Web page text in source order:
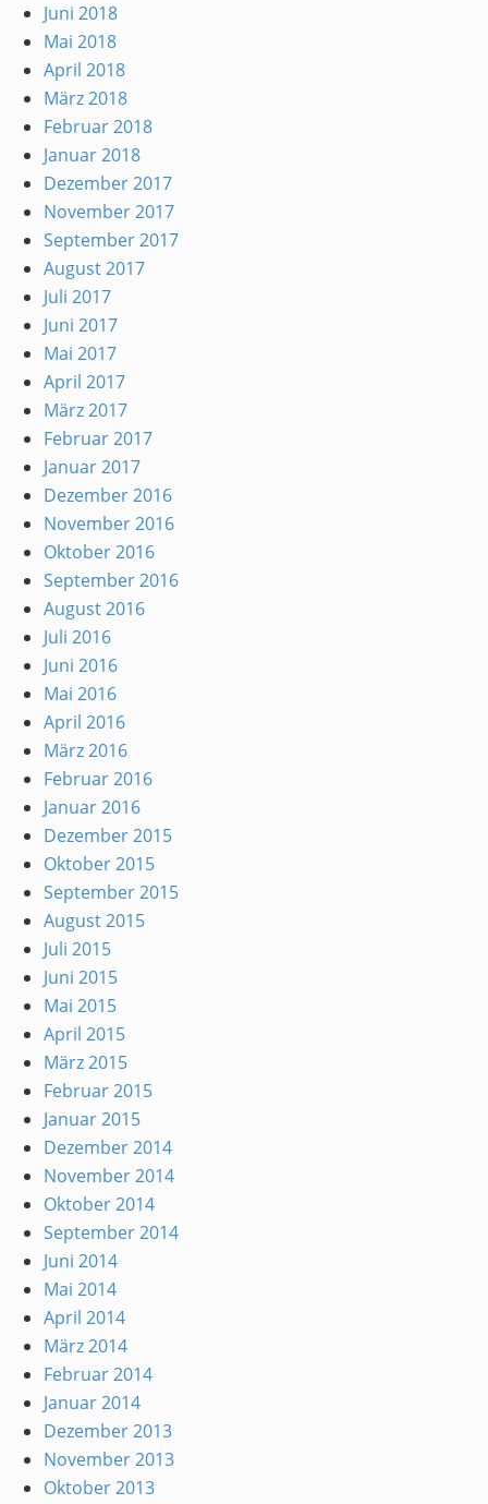
Juni 2018
Mai 2018
April 2018
März 2018
Februar 2018
Januar 2018
Dezember 2017
November 2017
September 2017
August 2017
Juli 2017
Juni 2017
Mai 2017
April 2017
März 2017
Februar 2017
Januar 2017
Dezember 2016
November 2016
Oktober 2016
September 2016
August 2016
Juli 2016
Juni 2016
Mai 2016
April 2016
März 2016
Februar 2016
Januar 2016
Dezember 2015
Oktober 2015
September 2015
August 2015
Juli 2015
Juni 2015
Mai 2015
April 2015
März 2015
Februar 2015
Januar 2015
Dezember 2014
November 2014
Oktober 2014
September 2014
Juni 2014
Mai 2014
April 2014
März 2014
Februar 2014
Januar 2014
Dezember 2013
November 2013
Oktober 2013